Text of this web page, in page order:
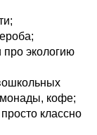
про экологию
кофе;
классно